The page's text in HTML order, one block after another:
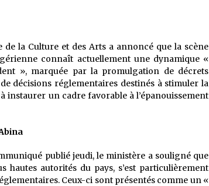
du Sud algérien)
5 ans ago
Tradition orale/ D’où viennent les
contes et à quoi servent-ils?
de la Culture et des Arts a annoncé que la scène
connaît actuellement une dynamique «
», marquée par la promulgation de décrets
décisions réglementaires destinés à stimuler la
instaurer un cadre favorable à l’épanouissement
publié jeudi, le ministère a souligné que
autorités du pays, s’est particulièrement
Ceux-ci sont présentés comme un «